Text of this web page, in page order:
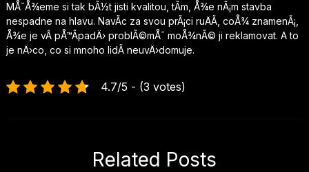
MÅ¯Å¾eme si tak bÃ½t jisti kvalitou, tÃ­m, Å¾e nÃ¡m stavba
nespadne na hlavu. NavÃ­c za svou prÃ¡ci ruÄÃ­, coÅ¾ znamenÃ¡,
Å¾e je vÂ pÅ™Ã­padÄ› problÃ©mÅ¯ moÅ¾nÃ© ji reklamovat. A to
je nÄ›co, co si mnoho lidÃ­ neuvÄ›domuje.
4.7/5 - (3 votes)
Related Posts